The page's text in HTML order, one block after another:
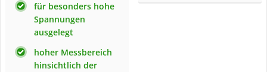
für besonders hohe
Spannungen
ausgelegt
hoher Messbereich
hinsichtlich der